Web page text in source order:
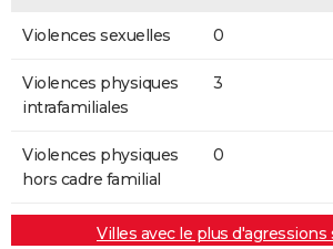
Violences sexuelles 0
Violences physiques
intrafamiliales
3
Violences physiques
hors cadre familial
0
Villes avec le plus d'agressions